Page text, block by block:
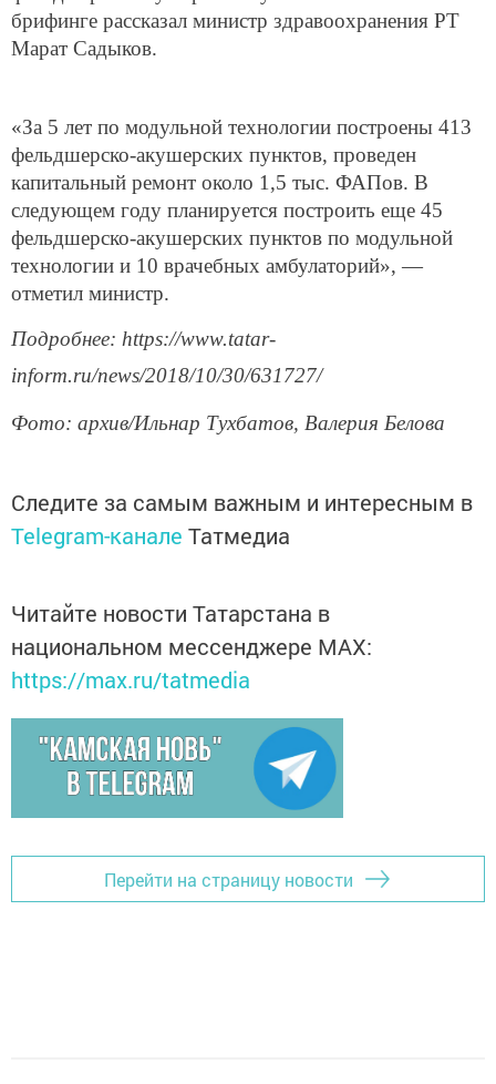
брифинге рассказал министр здравоохранения РТ
Марат Садыков.
«За 5 лет по модульной технологии построены 413
фельдшерско-акушерских пунктов, проведен
капитальный ремонт около 1,5 тыс. ФАПов. В
следующем году планируется построить еще 45
фельдшерско-акушерских пунктов по модульной
технологии и 10 врачебных амбулаторий», —
отметил министр.
Подробнее: https://www.tatar-
inform.ru/news/2018/10/30/631727/
Фото: архив/Ильнар Тухбатов, Валерия Белова
Следите за самым важным и интересным в
Telegram-канале Татмедиа
Читайте новости Татарстана в
национальном мессенджере MАХ:
https://max.ru/tatmedia
Перейти на страницу новости